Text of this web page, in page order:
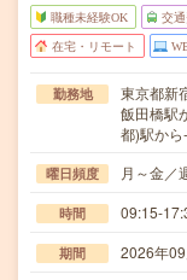
職種未経験OK 交
在宅・リモート
勤務地
東京都新
飯田橋駅
都)駅か
曜日頻度 月～金／
時間 09:15-
期間 2026年